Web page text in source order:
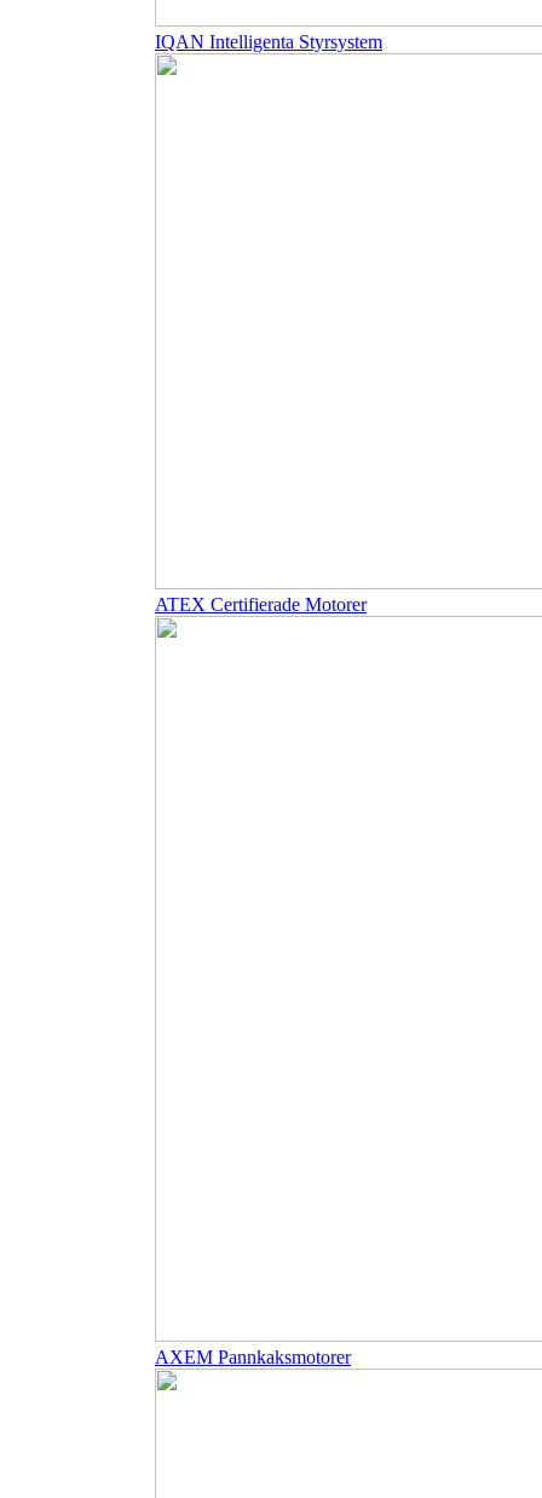
IQAN Intelligenta Styrsystem
ATEX Certifierade Motorer
AXEM Pannkaksmotorer